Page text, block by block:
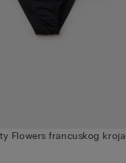
Flowers francuskog kroja